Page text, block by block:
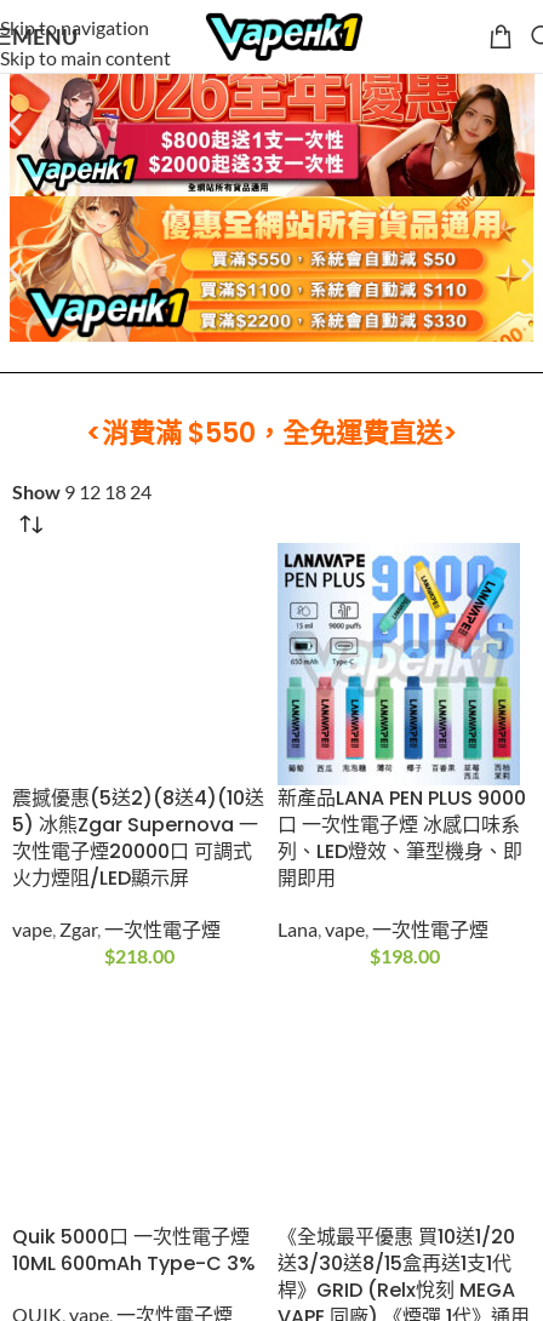
Skip to navigation
Skip to main content
MENU
<消費滿 $550，全免運費直送>
Show 9 12 18 24
震撼優惠(5送2)(8送4)(10送
5) 冰熊Zgar Supernova 一
次性電子煙20000口 可調式
火力煙阻/LED顯示屏
vape, Zgar,一次性電子煙
$218.00
新產品LANA PEN PLUS 9000
口 一次性電子煙 冰感口味系
列、LED燈效、筆型機身、即
開即用
Lana,vape,一次性電子煙
$198.00
Quik 5000口 一次性電子煙
10ML 600mAh Type-C 3%
QUIK,vape,一次性電子煙
《全城最平優惠 買10送1/20
送3/30送8/15盒再送1支1代
桿》GRID (Relx悅刻 MEGA